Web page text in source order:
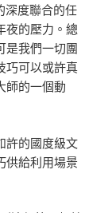
深度聯合的任
夜的壓力。總
是我們一切團
巧可以或許真
師的一個動
許的國度級文
供給利用場景